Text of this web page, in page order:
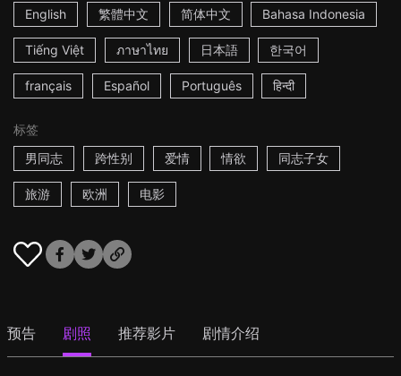
English
繁體中文 简体中文 Bahasa Indonesia
Tiếng Việt ภาษาไทย 日本語 한국어
français Español Português हिन्दी
标签
男同志
跨性别 爱情 情欲 同志子女
旅游 欧洲 电影
预告 剧照 推荐影片 剧情介绍